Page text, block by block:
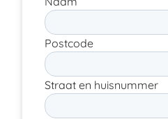
Postcode
Straat en huisnummer